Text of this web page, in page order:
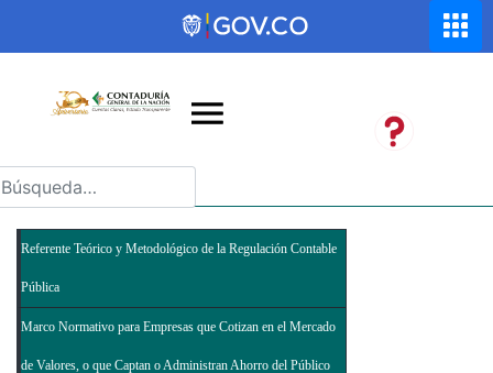
Saltar al contenido principal
Abrir menú de accesibilidad
Referente Teórico y Metodológico de la Regulación Contable
Pública
Marco Normativo para Empresas que Cotizan en el Mercado
de Valores, o que Captan o Administran Ahorro del Público